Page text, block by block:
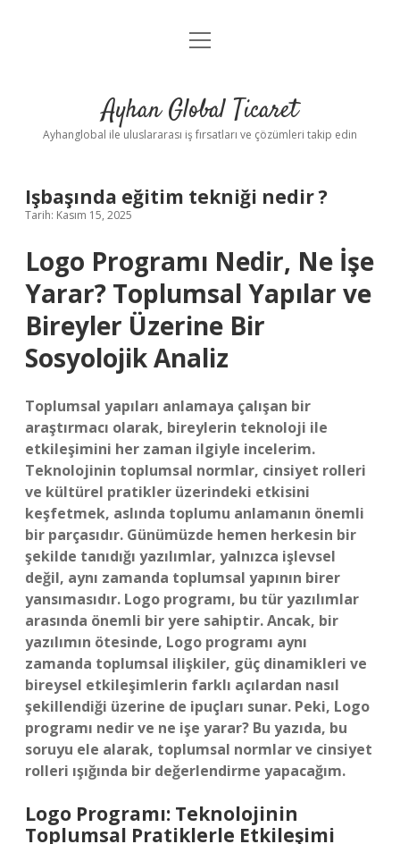
Anasayfa
Yasal Uyarı
menüyü
Ayhan Global Ticaret
Ayhanglobal ile uluslararası iş fırsatları ve çözümleri takip edin
Işbaşında eğitim tekniği nedir ?
Tarih: Kasım 15, 2025
Logo Programı Nedir, Ne İşe
Yarar? Toplumsal Yapılar ve
Bireyler Üzerine Bir
Sosyolojik Analiz
Toplumsal yapıları anlamaya çalışan bir
araştırmacı olarak, bireylerin teknoloji ile
etkileşimini her zaman ilgiyle incelerim.
Teknolojinin toplumsal normlar, cinsiyet rolleri
ve kültürel pratikler üzerindeki etkisini
keşfetmek, aslında toplumu anlamanın önemli
bir parçasıdır. Günümüzde hemen herkesin bir
şekilde tanıdığı yazılımlar, yalnızca işlevsel
değil, aynı zamanda toplumsal yapının birer
yansımasıdır. Logo programı, bu tür yazılımlar
arasında önemli bir yere sahiptir. Ancak, bir
yazılımın ötesinde, Logo programı aynı
zamanda toplumsal ilişkiler, güç dinamikleri ve
bireysel etkileşimlerin farklı açılardan nasıl
şekillendiği üzerine de ipuçları sunar. Peki, Logo
programı nedir ve ne işe yarar? Bu yazıda, bu
soruyu ele alarak, toplumsal normlar ve cinsiyet
rolleri ışığında bir değerlendirme yapacağım.
Logo Programı: Teknolojinin
Toplumsal Pratiklerle Etkileşimi